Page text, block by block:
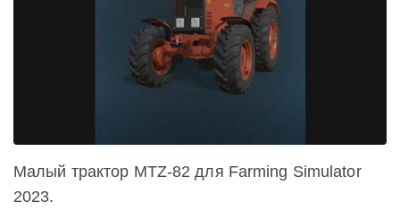
Малый трактор MTZ-82 для Farming Simulator
2023.